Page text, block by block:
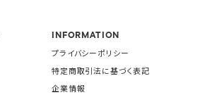
INFORMATION
プライバシーポリシー
特定商取引法に基づく表記
企業情報